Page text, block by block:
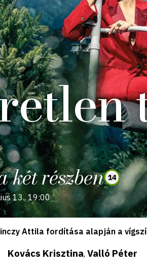
részben 14
13., 19:00
Attila fordítása alapján a
Kovács Krisztina, Valló Péter